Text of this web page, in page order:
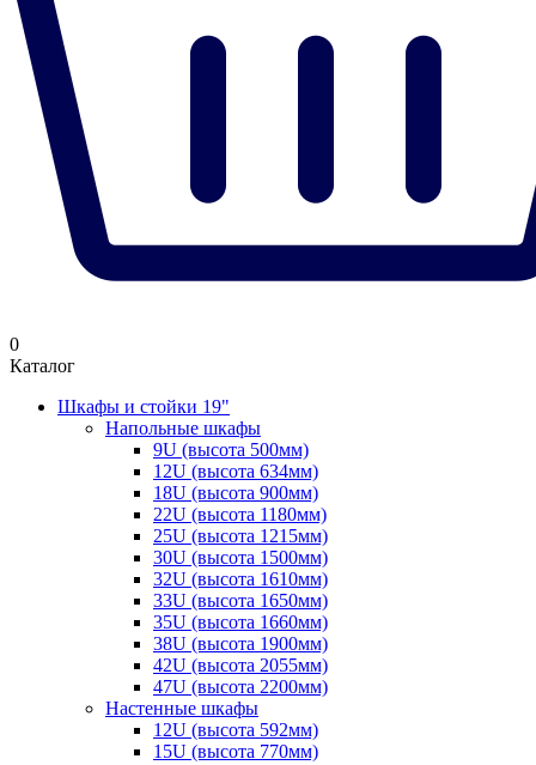
0
Каталог
Шкафы и стойки 19"
Напольные шкафы
9U (высота 500мм)
12U (высота 634мм)
18U (высота 900мм)
22U (высота 1180мм)
25U (высота 1215мм)
30U (высота 1500мм)
32U (высота 1610мм)
33U (высота 1650мм)
35U (высота 1660мм)
38U (высота 1900мм)
42U (высота 2055мм)
47U (высота 2200мм)
Настенные шкафы
12U (высота 592мм)
15U (высота 770мм)